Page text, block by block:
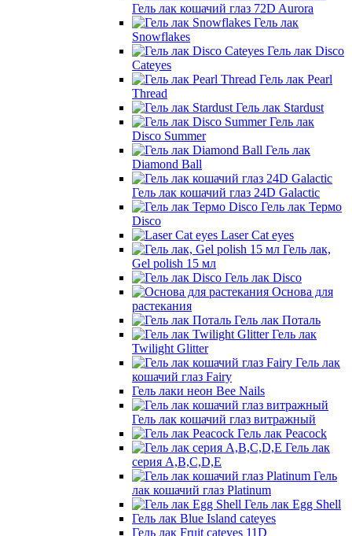
Гель лак кошачий глаз 72D Aurora
Гель лак
Snowflakes
Гель лак Disco
Cateyes
Гель лак Pearl
Thread
Гель лак Stardust
Гель лак
Disco Summer
Гель лак
Diamond Ball
Гель лак кошачий глаз 24D Galactic
Гель лак Термо
Disco
Laser Cat eyes
Гель лак,
Gel polish 15 мл
Гель лак Disco
Основа для
растекания
Гель лак Поталь
Гель лак
Twilight Glitter
Гель лак
кошачий глаз Fairy
Гель лаки неон Bee Nails
Гель лак кошачий глаз витражный
Гель лак Peacock
Гель лак
серия A,B,C,D,E
Гель
лак кошачий глаз Platinum
Гель лак Egg Shell
Гель лак Blue Island cateyes
Гель лак Fruit cateyes 11D